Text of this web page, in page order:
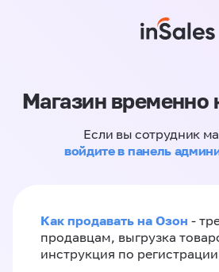
Магазин временно
Если вы сотрудник
войдите в панель
Как продавать на Озон -
продавцам, выгрузка
инструкция по регистрации